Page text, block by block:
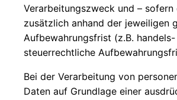
Verarbeitungszweck und – sofern
zusätzlich anhand der jeweiligen
Aufbewahrungsfrist (z.B. handels-
steuerrechtliche
Bei der Verarbeitung von
Daten auf Grundlage einer